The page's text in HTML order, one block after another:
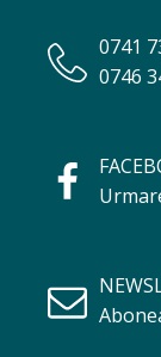
0741
0746